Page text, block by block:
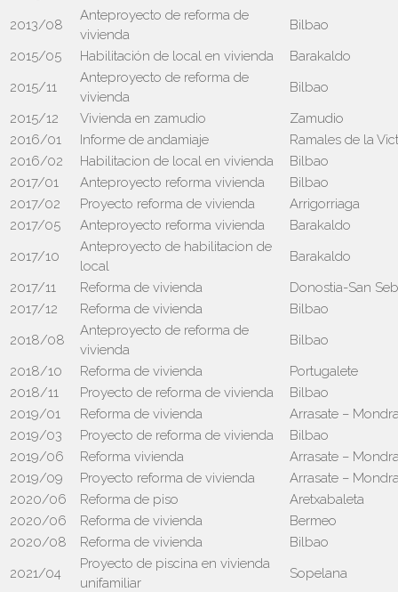
2013/08
Anteproyecto de reforma de
vivienda
Bilbao
2015/05
Habilitación de local en vivienda
Barakaldo
2015/11
Anteproyecto de reforma de
vivienda
Bilbao
2015/12
Vivienda en zamudio
Zamudio
2016/01
Informe de andamiaje
Ramales de la
2016/02
Habilitacion de local en vivienda
Bilbao
2017/01
Anteproyecto reforma vivienda
Bilbao
2017/02
Proyecto reforma de vivienda
Arrigorriaga
2017/05
Anteproyecto reforma vivienda
Barakaldo
2017/10
Anteproyecto de habilitacion de
local
Barakaldo
2017/11
Reforma de vivienda
Donostia-San
2017/12
Reforma de vivienda
Bilbao
2018/08
Anteproyecto de reforma de
vivienda
Bilbao
2018/10
Reforma de vivienda
Portugalete
2018/11
Proyecto de reforma de vivienda
Bilbao
2019/01
Reforma de vivienda
Arrasate –
2019/03
Proyecto de reforma de vivienda
Bilbao
2019/06
Reforma vivienda
Arrasate –
2019/09
Proyecto reforma de vivienda
Arrasate –
2020/06
Reforma de piso
Aretxabaleta
2020/06
Reforma de vivienda
Bermeo
2020/08
Reforma de vivienda
Bilbao
2021/04
Proyecto de piscina en vivienda
unifamiliar
Sopelana